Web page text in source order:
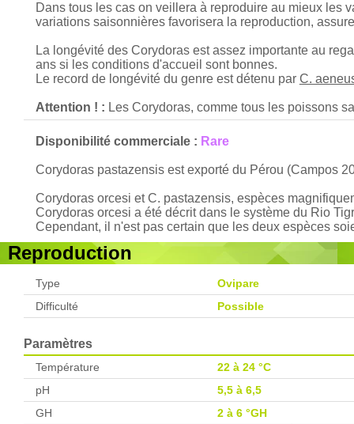
Dans tous les cas on veillera à reproduire au mieux les
variations saisonnières favorisera la reproduction,
La longévité des Corydoras est assez importante au
ans si les conditions d'accueil sont bonnes.
Le record de longévité du genre est détenu par C.
Attention ! : Les Corydoras, comme tous les poissons
Disponibilité commerciale : Rare
Corydoras pastazensis est exporté du Pérou (Campos
Corydoras orcesi et C. pastazensis, espèces
Corydoras orcesi a été décrit dans le système du Rio
Cependant, il n'est pas certain que les deux espèces
Reproduction
Type
Ovipare
Difficulté
Possible
Paramètres
Température
22 à 24 °C
pH
5,5 à 6,5
GH
2 à 6 °GH